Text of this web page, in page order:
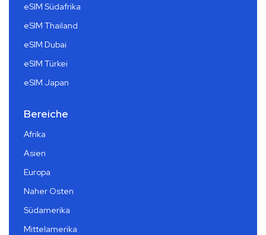
eSIM Südafrika
eSIM Thailand
eSIM Dubai
eSIM Türkei
eSIM Japan
Bereiche
Afrika
Asien
Europa
Naher Osten
Südamerika
Mittelamerika